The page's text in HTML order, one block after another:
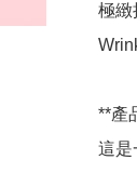
極緻
**產
這是